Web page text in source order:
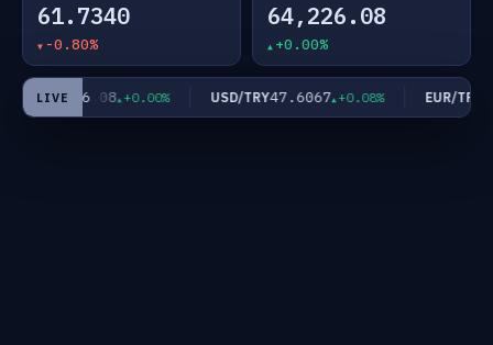
61.7340
-0.80%
64,226.08
+0.00%
LIVE
64,226.08 +0.00% USD/TRY47.6067 +0.08% EUR/TRY